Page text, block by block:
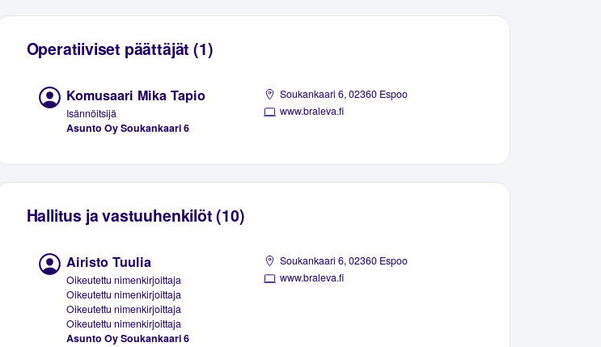
Operatiiviset päättäjät (1)
Komusaari Mika Tapio
Isännöitsijä
Asunto Oy Soukankaari 6
Soukankaari 6, 02360 Espoo
www.braleva.fi
Hallitus ja vastuuhenkilöt (10)
Airisto Tuulia
Oikeutettu nimenkirjoittaja
Oikeutettu nimenkirjoittaja
Oikeutettu nimenkirjoittaja
Oikeutettu nimenkirjoittaja
Asunto Oy Soukankaari 6
Soukankaari 6, 02360 Espoo
www.braleva.fi